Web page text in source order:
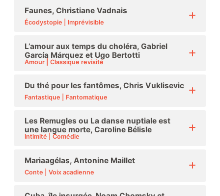
Faunes, Christiane Vadnais
Écodystopie | Imprévisible
L’amour aux temps du choléra, Gabriel
García Márquez et Ugo Bertotti
Amour | Classique revisité
Du thé pour les fantômes, Chris Vuklisevic
Fantastique | Fantomatique
Les Remugles ou La danse nuptiale est
une langue morte, Caroline Bélisle
Intimité | Comédie
Mariaagélas, Antonine Maillet
Conte | Voix acadienne